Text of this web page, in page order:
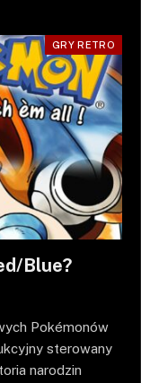
GRY RETRO
Blue?
Pokémonów
sterowany
narodzin